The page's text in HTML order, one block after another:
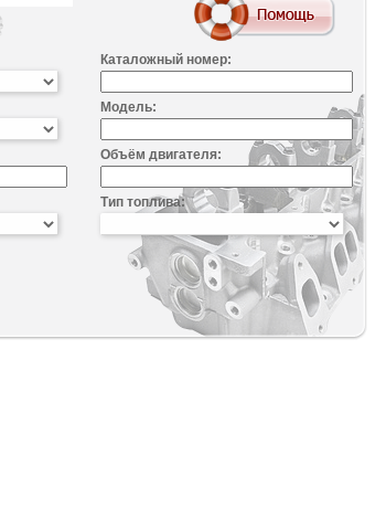
Каталожный номер:
Модель:
Объём двигателя:
Тип топлива: